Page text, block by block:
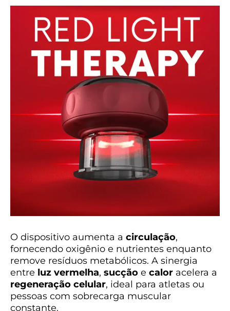
O dispositivo aumenta a circulação,
fornecendo oxigênio e nutrientes enquanto
remove resíduos metabólicos. A sinergia
entre luz vermelha, sucção e calor acelera a
regeneração celular, ideal para atletas ou
pessoas com sobrecarga muscular
constante.